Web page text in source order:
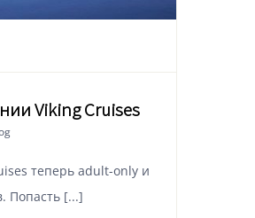
Viking Cruises
теперь adult-only и
Попасть [...]